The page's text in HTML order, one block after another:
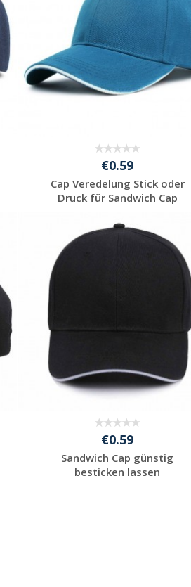
€0.59
Cap Veredelung Stick oder
Druck für Sandwich Cap
Jetzt Angebot
€0.59
Sandwich Cap günstig
besticken lassen